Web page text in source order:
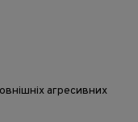
агресивних